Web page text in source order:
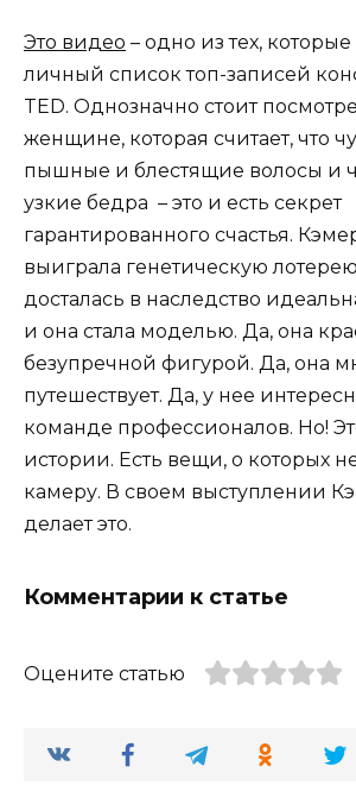
Это видео – одно из тех,
личный список топ-записей
TED. Однозначно стоит
женщине, которая считает, что
пышные и блестящие волосы и
узкие бедра – это и есть секрет
гарантированного счастья.
выиграла генетическую
досталась в наследство
и она стала моделью. Да, она
безупречной фигурой. Да, она
путешествует. Да, у нее
команде профессионалов. Но!
истории. Есть вещи, о которых
камеру. В своем выступлении
делает это.
Комментарии к статье
Оцените статью